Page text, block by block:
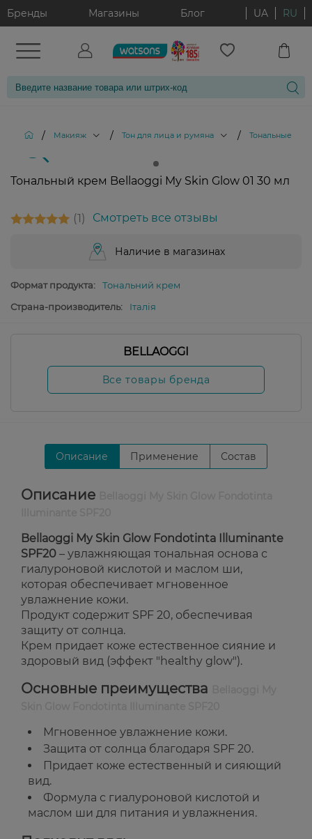
Бренды Магазины Блог UA RU
/ Макияж / Тон для лица и румяна / Тональные
Тональный крем Bellaoggi My Skin Glow 01 30 мл
1 Смотреть все отзывы
Наличие в магазинах
Формат продукта:
Тональний крем
Страна-производитель:
Італія
BELLAOGGI
Все товары бренда
Описание Применение Состав
Описание
Bellaoggi My Skin Glow Fondotinta Illuminante
SPF20 – увлажняющая тональная основа с
гиалуроновой кислотой и маслом ши,
которая обеспечивает мгновенное
увлажнение кожи.
Продукт содержит SPF 20, обеспечивая
защиту от солнца.
Крем придает коже естественное сияние и
здоровый вид (эффект "healthy glow").
Основные преимущества
Мгновенное увлажнение кожи.
Защита от солнца благодаря SPF 20.
Придает коже естественный и сияющий
вид.
Формула с гиалуроновой кислотой и
маслом ши для питания и увлажнения.